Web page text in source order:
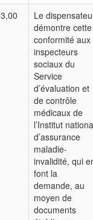
3,00
Le
démontre cette
conformité aux
inspecteurs
sociaux du
Service
d’évaluation et
de contrôle
médicaux de
l’Institut
d’assurance
maladie-
invalidité, qui
font la
demande, au
moyen de
documents